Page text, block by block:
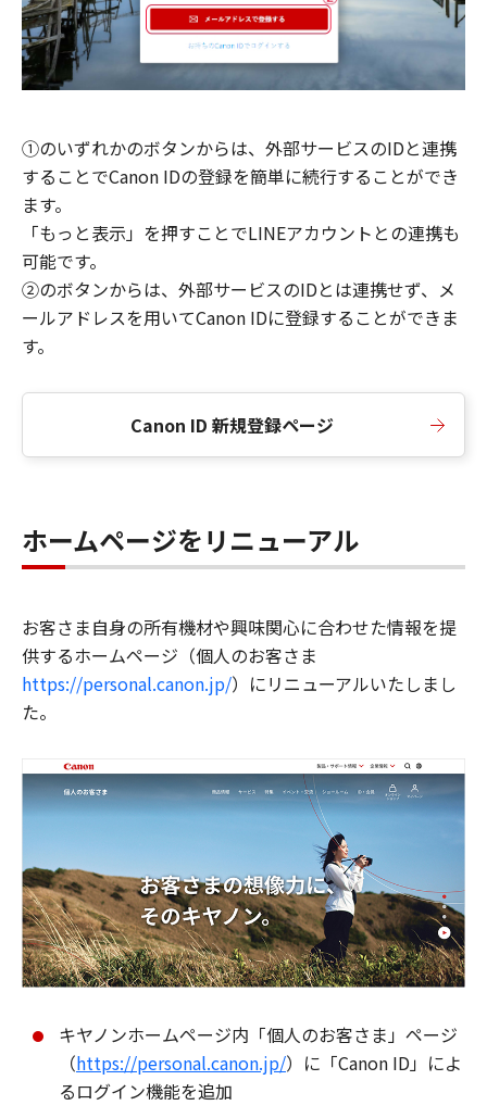
①のいずれかのボタンからは、外部サービスのIDと連携
することでCanon IDの登録を簡単に続行することができ
ます。
「もっと表示」を押すことでLINEアカウントとの連携も
可能です。
②のボタンからは、外部サービスのIDとは連携せず、メ
ールアドレスを用いてCanon IDに登録することができま
す。
Canon ID 新規登録ページ
ホームページをリニューアル
お客さま自身の所有機材や興味関心に合わせた情報を提
供するホームページ（個人のお客さま
https://personal.canon.jp/）にリニューアルいたしまし
た。
キヤノンホームページ内「個人のお客さま」ページ
（https://personal.canon.jp/）に「Canon ID」によ
るログイン機能を追加